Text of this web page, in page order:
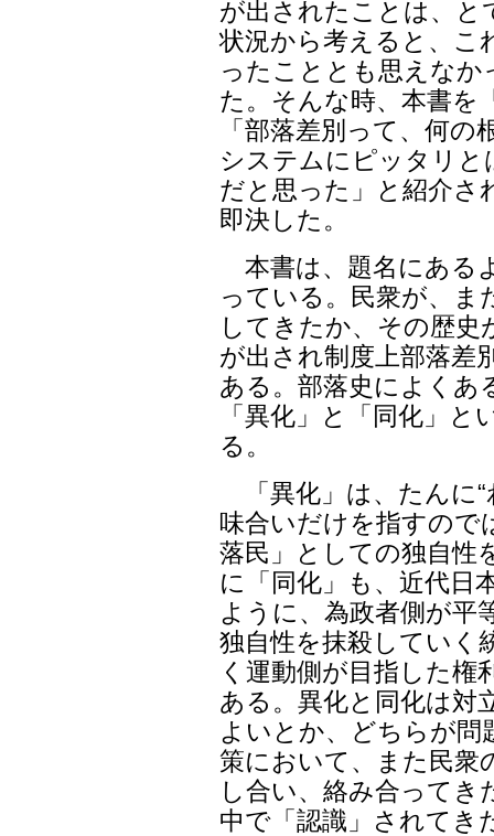
が出されたことは、と
状況から考えると、こ
ったこととも思えなか
た。そんな時、本書を
「部落差別って、何
システムにピッタリ
だと思った」と紹介さ
即決した。
本書は、題名にある
っている。民衆が、ま
してきたか、その歴
が出され制度上部落差
ある。部落史によくあ
「異化」と「同化」
る。
「異化」は、たんに“
味合いだけを指すので
落民」としての独自性
に「同化」も、近代日
ように、為政者側が平
独自性を抹殺していく
く運動側が目指した権
ある。異化と同化は対
よいとか、どちらが
策において、また民衆
し合い、絡み合って
中で「認識」されてき